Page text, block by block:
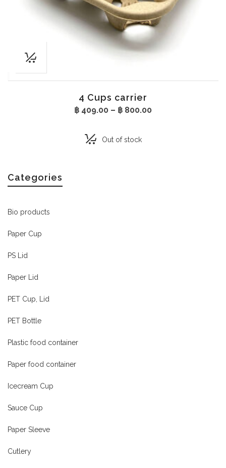
4 Cups carrier
฿ 409.00 – ฿ 800.00Price
Out of stock
Categories
Bio products
Paper Cup
PS Lid
Paper Lid
PET Cup, Lid
PET Bottle
Plastic food container
Paper food container
Icecream Cup
Sauce Cup
Paper Sleeve
Cutlery